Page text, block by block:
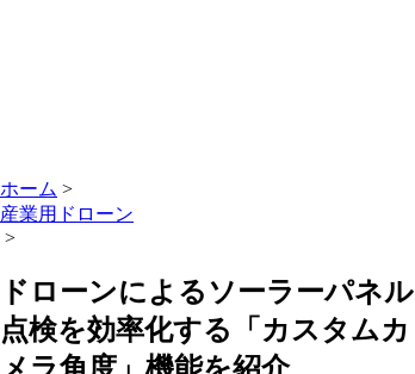
ホーム >
産業用ドローン
>
ドローンによるソーラーパネル
点検を効率化する「カスタムカ
メラ角度」機能を紹介